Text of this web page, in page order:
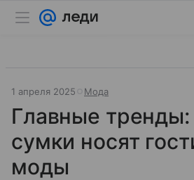
1 апреля 2025 Мода
Главные тренды:
сумки носят
моды